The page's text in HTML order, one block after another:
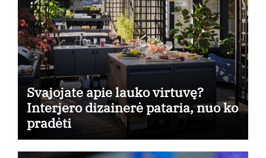
Svajojate apie lauko virtuvę?
Interjero dizainerė pataria, nuo ko
pradėti